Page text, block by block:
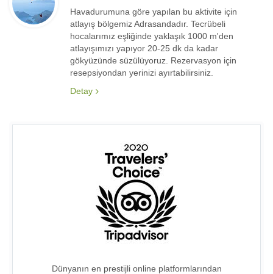
Havadurumuna göre yapılan bu aktivite için
atlayış bölgemiz Adrasandadır. Tecrübeli
hocalarımız eşliğinde yaklaşık 1000 m'den
atlayışımızı yapıyor 20-25 dk da kadar
gökyüzünde süzülüyoruz. Rezervasyon için
resepsiyondan yerinizi ayırtabilirsiniz.
Detay
Dünyanın en prestijli online platformlarından